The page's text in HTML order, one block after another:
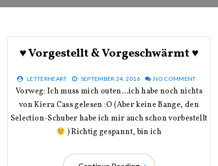
♥ Vorgestellt & Vorgeschwärmt ♥
LETTERHEART SEPTEMBER 24, 2016 NO COMMENT
Vorweg: Ich muss mich outen…ich habe noch nichts
von Kiera Cass gelesen :O (Aber keine Bange, den
Selection-Schuber habe ich mir auch schon vorbestellt
) Richtig gespannt, bin ich